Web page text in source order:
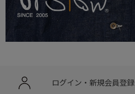
ログイン・新規会員登録